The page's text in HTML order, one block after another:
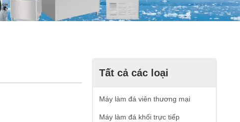
Tất cả các loại
Máy làm đá viên thương mại
Máy làm đá khối trực tiếp